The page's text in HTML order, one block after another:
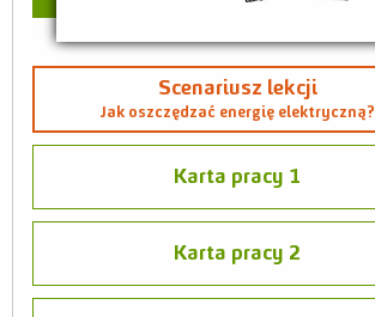
Scenariusz lekcji
Jak oszczędzać energię elektryczną?
Karta pracy 1
Karta pracy 2